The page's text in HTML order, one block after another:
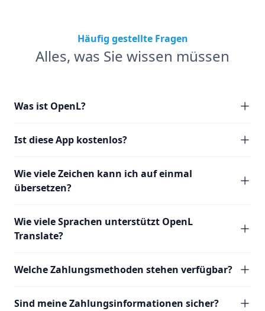
Häufig gestellte Fragen
Alles, was Sie wissen müssen
Was ist OpenL?
Ist diese App kostenlos?
Wie viele Zeichen kann ich auf einmal
übersetzen?
Wie viele Sprachen unterstützt OpenL
Translate?
Welche Zahlungsmethoden stehen verfügbar?
Sind meine Zahlungsinformationen sicher?